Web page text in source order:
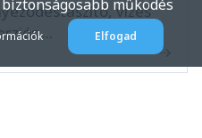
vizes
...
működés
Elfogad